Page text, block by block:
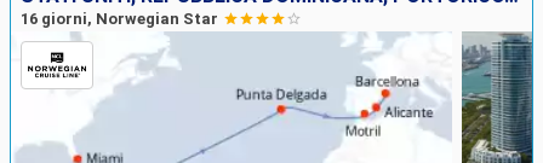
16 giorni, Norwegian Star